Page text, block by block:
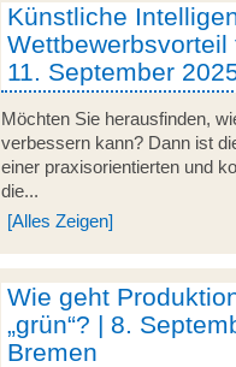
Künstliche
11. September
Möchten Sie herausfinden,
verbessern kann? Dann ist
einer praxisorientierten und
die...
[Alles Zeigen]
Wie geht
„grün“? | 8.
Bremen